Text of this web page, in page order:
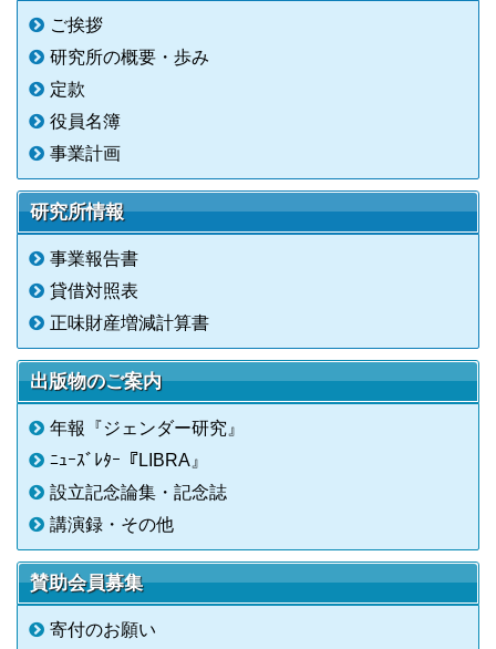
ご挨拶
研究所の概要・歩み
定款
役員名簿
事業計画
研究所情報
事業報告書
貸借対照表
正味財産増減計算書
出版物のご案内
年報『ジェンダー研究』
ﾆｭｰｽﾞﾚﾀｰ『LIBRA』
設立記念論集・記念誌
講演録・その他
賛助会員募集
寄付のお願い